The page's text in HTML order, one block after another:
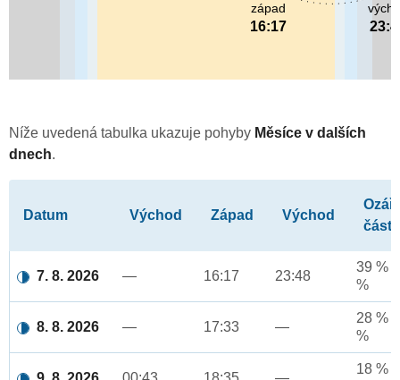
západ
16:17
Níže uvedená tabulka ukazuje pohyby Měsíce v dalších
dnech.
Datum Východ Západ Východ
část
7. 8. 2026 — 16:17 23:48
39 %
%
8. 8. 2026 — 17:33 —
28 %
%
18 %